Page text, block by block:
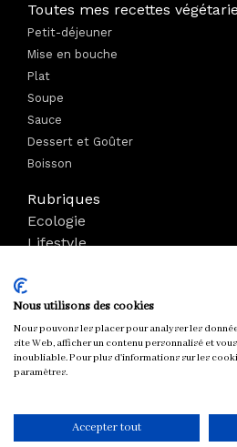
Toutes mes recettes
Petit-déjeuner
Mise en bouche
Plat
Soupe
Sauce
Dessert et Goûter
Boisson
Rubriques
Ecologie
Lifestyle
Mode
Boutique
Parutions
Tous droits réservés ©
Nous utilisons des cookies
Nous pouvons les placer pour analyser les
site Web, afficher un contenu personnalisé et
inoubliable. Pour plus d'informations sur les
paramètres.
Accepter tout